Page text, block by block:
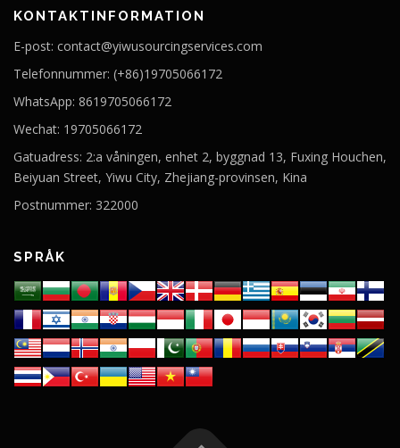
KONTAKTINFORMATION
E-post: contact@yiwusourcingservices.com
Telefonnummer: (+86)19705066172
WhatsApp: 8619705066172
Wechat: 19705066172
Gatuadress: 2:a våningen, enhet 2, byggnad 13, Fuxing Houchen,
Beiyuan Street, Yiwu City, Zhejiang-provinsen, Kina
Postnummer: 322000
SPRÅK